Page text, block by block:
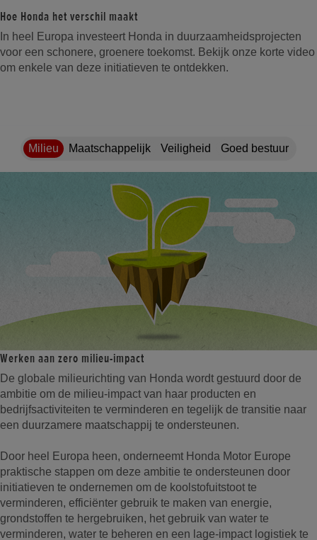
Hoe Honda het verschil maakt
In heel Europa investeert Honda in duurzaamheidsprojecten
voor een schonere, groenere toekomst. Bekijk onze korte video
om enkele van deze initiatieven te ontdekken.
Milieu Maatschappelijk Veiligheid Goed bestuur
Werken aan zero milieu-impact
De globale milieurichting van Honda wordt gestuurd door de
ambitie om de milieu-impact van haar producten en
bedrijfsactiviteiten te verminderen en tegelijk de transitie naar
een duurzamere maatschappij te ondersteunen.
Door heel Europa heen, onderneemt Honda Motor Europe
praktische stappen om deze ambitie te ondersteunen door
initiatieven te ondernemen om de koolstofuitstoot te
verminderen, efficiënter gebruik te maken van energie,
grondstoffen te hergebruiken, het gebruik van water te
verminderen, water te beheren en een lage-impact logistiek te